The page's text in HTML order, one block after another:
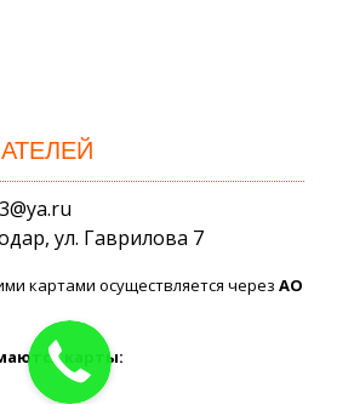
ул. Гаврилова 7
картами осуществляется черезАО
карты: